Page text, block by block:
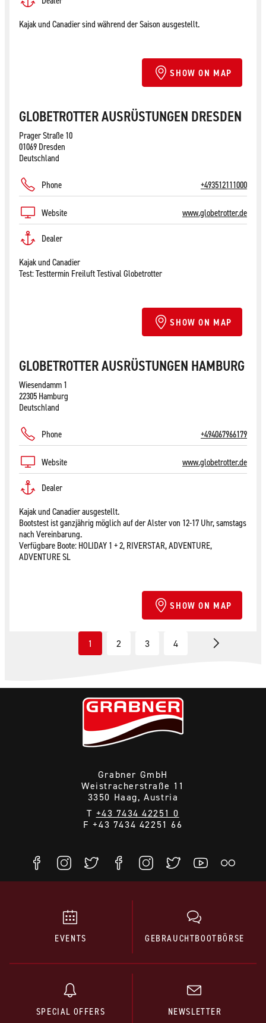
Kajak und Canadier sind während der Saison ausgestellt.
SHOW ON MAP
GLOBETROTTER AUSRÜSTUNGEN DRESDEN
Prager Straße 10
01069 Dresden
Deutschland
Phone +493512111000
Website www.globetrotter.de
Dealer
Kajak und Canadier
Test: Testtermin Freiluft Testival Globetrotter
SHOW ON MAP
GLOBETROTTER AUSRÜSTUNGEN HAMBURG
Wiesendamm 1
22305 Hamburg
Deutschland
Phone +494067966179
Website www.globetrotter.de
Dealer
Kajak und Canadier ausgestellt.
Bootstest ist ganzjährig möglich auf der Alster von 12-17 Uhr, samstags
nach Vereinbarung.
Verfügbare Boote: HOLIDAY 1 + 2, RIVERSTAR, ADVENTURE,
ADVENTURE SL
SHOW ON MAP
1 2 3 4
Grabner GmbH
Weistracherstraße 11
3350 Haag, Austria
T +43 7434 42251 0
F +43 7434 42251 66
EVENTS GEBRAUCHTBOOTBÖRSE
SPECIAL OFFERS NEWSLETTER